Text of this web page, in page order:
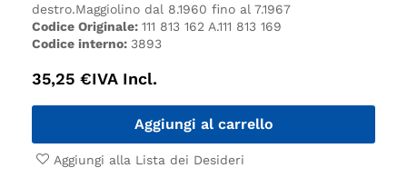
destro.Maggiolino dal 8.1960 fino al 7.1967
Codice Originale: 111 813 162 A.111 813 169
Codice interno: 3893
35,25 €IVA Incl.
Aggiungi al carrello
Aggiungi alla Lista dei Desideri